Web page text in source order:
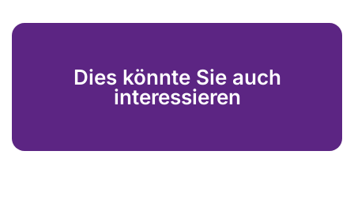
Dies könnte Sie auch
interessieren